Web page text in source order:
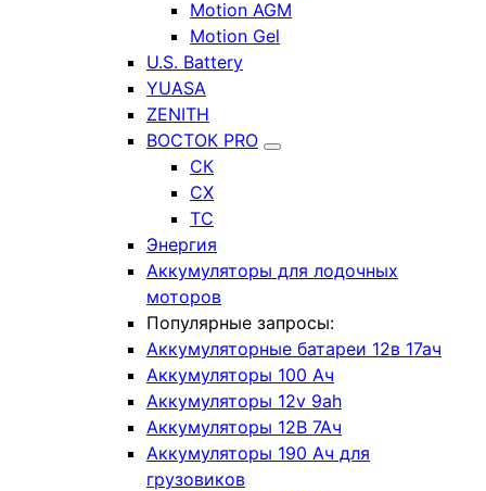
Motion AGM
Motion Gel
U.S. Battery
YUASA
ZENITH
ВОСТОК PRO
СК
СХ
ТС
Энергия
Аккумуляторы для лодочных
моторов
Популярные запросы:
Аккумуляторные батареи 12в 17ач
Аккумуляторы 100 Ач
Аккумуляторы 12v 9ah
Аккумуляторы 12В 7Ач
Аккумуляторы 190 Ач для
грузовиков